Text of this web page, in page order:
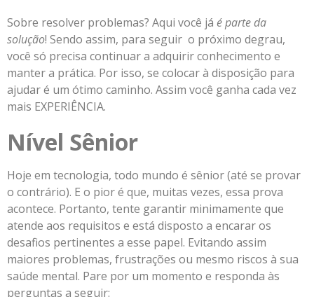
Sobre resolver problemas? Aqui você já é parte da
solução! Sendo assim, para seguir o próximo degrau,
você só precisa continuar a adquirir conhecimento e
manter a prática. Por isso, se colocar à disposição para
ajudar é um ótimo caminho. Assim você ganha cada vez
mais EXPERIÊNCIA.
Nível Sênior
Hoje em tecnologia, todo mundo é sênior (até se provar
o contrário). E o pior é que, muitas vezes, essa prova
acontece. Portanto, tente garantir minimamente que
atende aos requisitos e está disposto a encarar os
desafios pertinentes a esse papel. Evitando assim
maiores problemas, frustrações ou mesmo riscos à sua
saúde mental. Pare por um momento e responda às
perguntas a seguir: